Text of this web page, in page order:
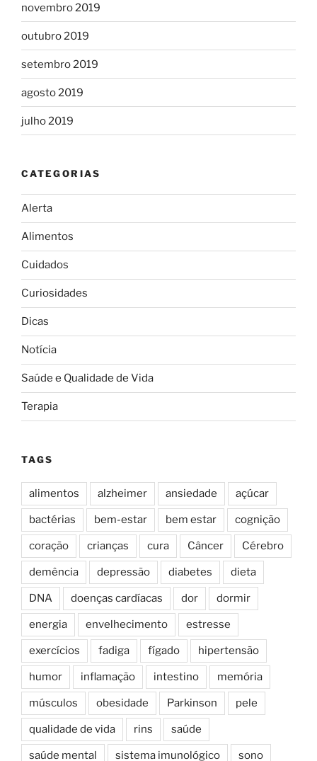
novembro 2019
outubro 2019
setembro 2019
agosto 2019
julho 2019
CATEGORIAS
Alerta
Alimentos
Cuidados
Curiosidades
Dicas
Notícia
Saúde e Qualidade de Vida
Terapia
TAGS
alimentos alzheimer ansiedade açúcar
bactérias bem-estar bem estar cognição
coração crianças cura Câncer Cérebro
demência depressão diabetes dieta
DNA doenças cardíacas dor dormir
energia envelhecimento estresse
exercícios fadiga fígado hipertensão
humor inflamação intestino memória
músculos obesidade Parkinson pele
qualidade de vida rins saúde
saúde mental sistema imunológico sono